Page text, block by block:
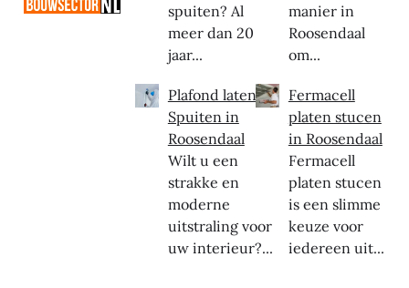
spuiten? Al
meer dan 20
jaar...
Plafond laten
Spuiten in
Roosendaal
Wilt u een
strakke en
moderne
uitstraling voor
uw interieur?...
manier in
Roosendaal
om...
Fermacell
platen stucen
in Roosendaal
Fermacell
platen stucen
is een slimme
keuze voor
iedereen uit...